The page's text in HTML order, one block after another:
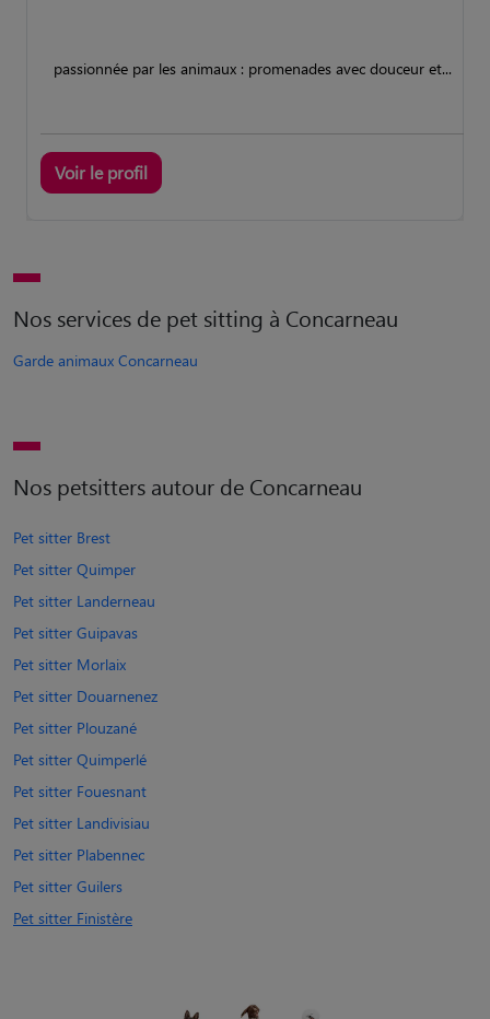
passionnée par les animaux : promenades avec douceur et...
Voir le profil
Nos services de pet sitting à Concarneau
Garde animaux Concarneau
Nos petsitters autour de Concarneau
Pet sitter Brest
Pet sitter Quimper
Pet sitter Landerneau
Pet sitter Guipavas
Pet sitter Morlaix
Pet sitter Douarnenez
Pet sitter Plouzané
Pet sitter Quimperlé
Pet sitter Fouesnant
Pet sitter Landivisiau
Pet sitter Plabennec
Pet sitter Guilers
Pet sitter Finistère